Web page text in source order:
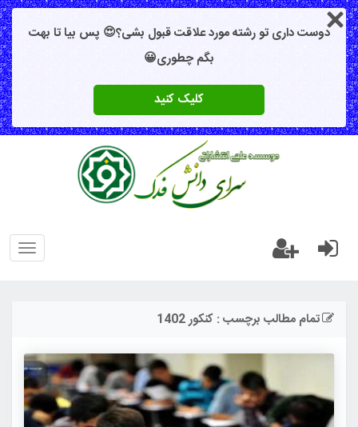
دوست داری تو رشته مورد علاقت قبول بشی؟😍 پس بیا تا بهت
بگم چطوری😀
کلیک کنید
تمام مطالب برچسب : کنکور 1402